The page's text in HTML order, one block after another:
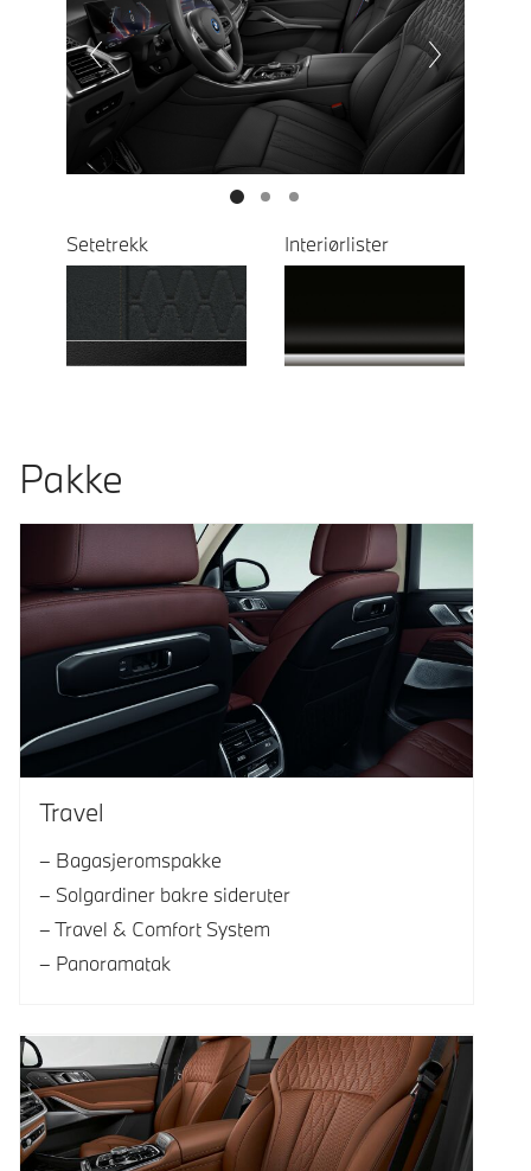
Prevoius
Next
Setetrekk Interiørlister
Pakke
Travel
Bagasjeromspakke
Solgardiner bakre sideruter
Travel & Comfort System
Panoramatak